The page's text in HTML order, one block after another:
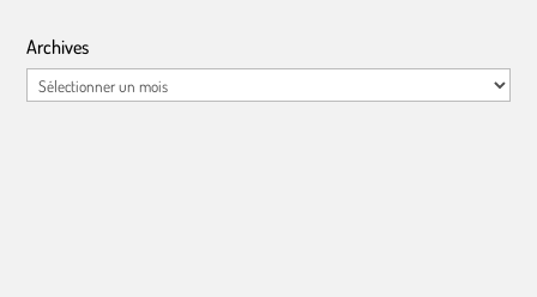
Archives
Archives